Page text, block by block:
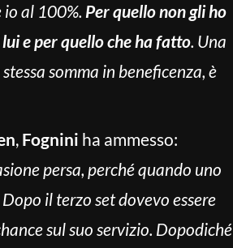
io al 100%. Per quello non gli ho
e per quello che ha fatto. Una
somma in beneficenza, è
, Fognini ha ammesso:
persa, perché quando uno
il terzo set dovevo essere
sul suo servizio. Dopodiché